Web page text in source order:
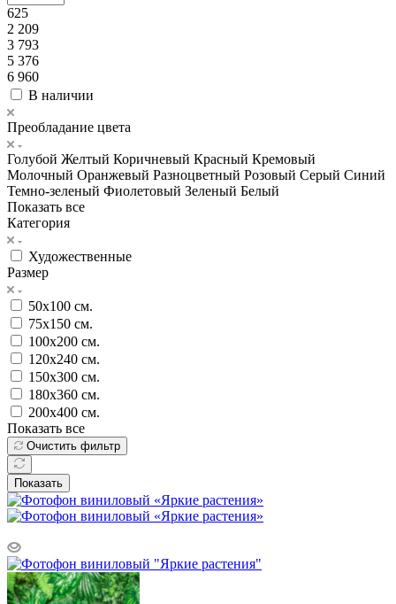
625
2 209
3 793
5 376
6 960
В наличии
Преобладание цвета
Голубой Желтый Коричневый Красный Кремовый
Молочный Оранжевый Разноцветный Розовый Серый Синий
Темно-зеленый Фиолетовый Зеленый Белый
Показать все
Категория
Художественные
Размер
50х100 см.
75х150 см.
100х200 см.
120х240 см.
150х300 см.
180х360 см.
200х400 см.
Показать все
Очистить фильтр
Показать